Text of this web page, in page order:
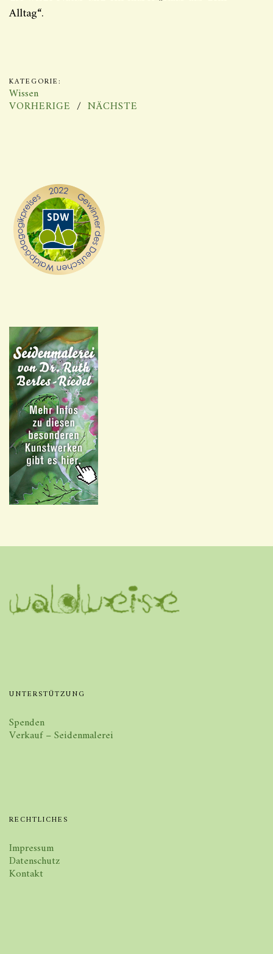
Alltag“.
KATEGORIE:
Wissen
VORHERIGE NÄCHSTE
UNTERSTÜTZUNG
Spenden
Verkauf – Seidenmalerei
RECHTLICHES
Impressum
Datenschutz
Kontakt